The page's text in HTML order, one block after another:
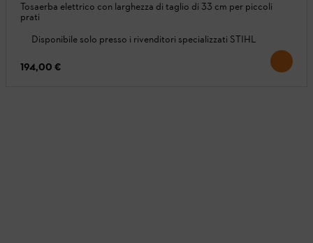
Tosaerba elettrico con larghezza di taglio di 33 cm per piccoli
prati
Disponibile solo presso i rivenditori specializzati STIHL
194,00 €